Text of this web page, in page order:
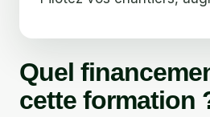
Quel
cette formation